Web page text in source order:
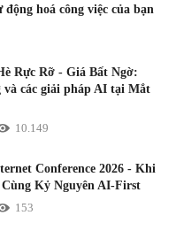
hoá công việc của bạn
Rực Rỡ - Giá Bất Ngờ:
và các giải pháp AI tại Mắt
10.149
Conference 2026 - Khi
Kỷ Nguyên AI-First
153